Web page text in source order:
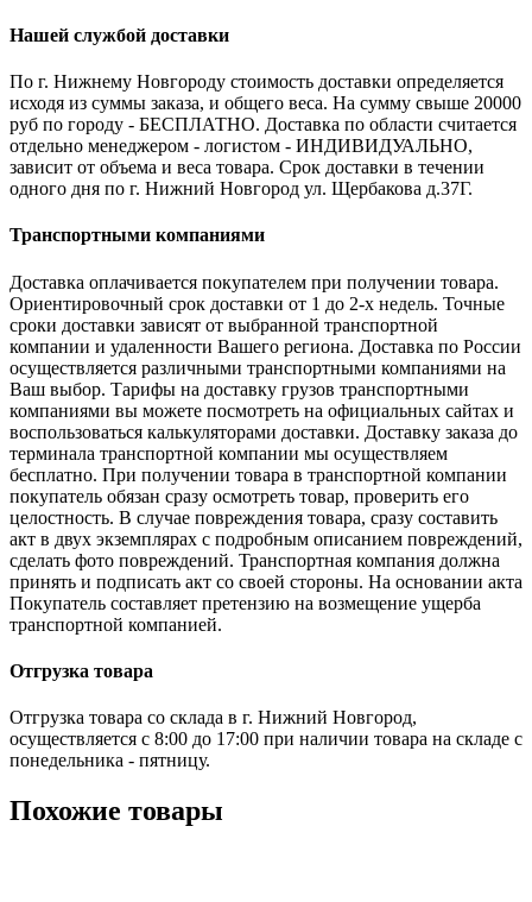
Нашей службой доставки
По г. Нижнему Новгороду стоимость доставки определяется
исходя из суммы заказа, и общего веса. На сумму свыше 20000
руб по городу - БЕСПЛАТНО. Доставка по области считается
отдельно менеджером - логистом - ИНДИВИДУАЛЬНО,
зависит от объема и веса товара. Срок доставки в течении
одного дня по г. Нижний Новгород ул. Щербакова д.37Г.
Транспортными компаниями
Доставка оплачивается покупателем при получении товара.
Ориентировочный срок доставки от 1 до 2-х недель. Точные
сроки доставки зависят от выбранной транспортной
компании и удаленности Вашего региона. Доставка по России
осуществляется различными транспортными компаниями на
Ваш выбор. Тарифы на доставку грузов транспортными
компаниями вы можете посмотреть на официальных сайтах и
воспользоваться калькуляторами доставки. Доставку заказа до
терминала транспортной компании мы осуществляем
бесплатно. При получении товара в транспортной компании
покупатель обязан сразу осмотреть товар, проверить его
целостность. В случае повреждения товара, сразу составить
акт в двух экземплярах с подробным описанием повреждений,
сделать фото повреждений. Транспортная компания должна
принять и подписать акт со своей стороны. На основании акта
Покупатель составляет претензию на возмещение ущерба
транспортной компанией.
Отгрузка товара
Отгрузка товара со склада в г. Нижний Новгород,
осуществляется с 8:00 до 17:00 при наличии товара на складе с
понедельника - пятницу.
Похожие товары